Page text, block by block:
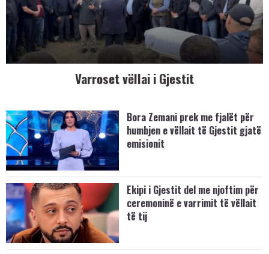
Varroset vëllai i Gjestit
Bora Zemani prek me fjalët për
humbjen e vëllait të Gjestit gjatë
emisionit
Ekipi i Gjestit del me njoftim për
ceremoninë e varrimit të vëllait
të tij